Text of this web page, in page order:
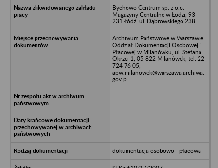
Bychowo Centrum sp. z o.o.
Magazyny Centralne w Łodzi, 93-
231 Łódź, ul. Dąbrowskiego 238
Archiwum Państwowe w Warszawie
Oddział Dokumentacji Osobowej i
Płacowej w Milanówku, ul. Stefana
Okrzei 1, 05-822 Milanówek, tel. 22
724 76 05,
apw.milanowek@warszawa.archiwa.
gov.pl
dokumentacja osobowo - płacowa